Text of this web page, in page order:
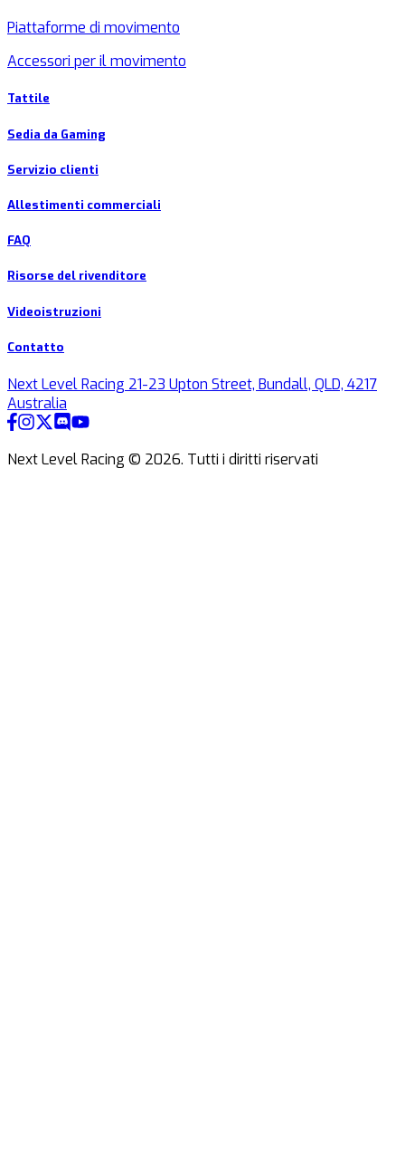
Piattaforme di movimento
Accessori per il movimento
Tattile
Sedia da Gaming
Servizio clienti
Allestimenti commerciali
FAQ
Risorse del rivenditore
Videoistruzioni
Contatto
Next Level Racing 21-23 Upton Street, Bundall, QLD, 4217
Australia
Next Level Racing © 2026. Tutti i diritti riservati